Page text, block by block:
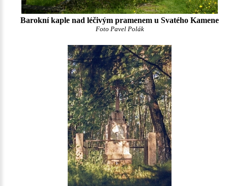
Barokní kaple nad léčivým pramenem u Svatého Kamene
Foto Pavel Polák